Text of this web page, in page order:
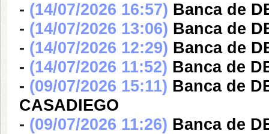
- (14/07/2026 16:57) Banca de
- (14/07/2026 13:06) Banca de
- (14/07/2026 12:29) Banca de
- (14/07/2026 11:52) Banca de
- (09/07/2026 15:11) Banca de
CASADIEGO
- (09/07/2026 11:26) Banca de